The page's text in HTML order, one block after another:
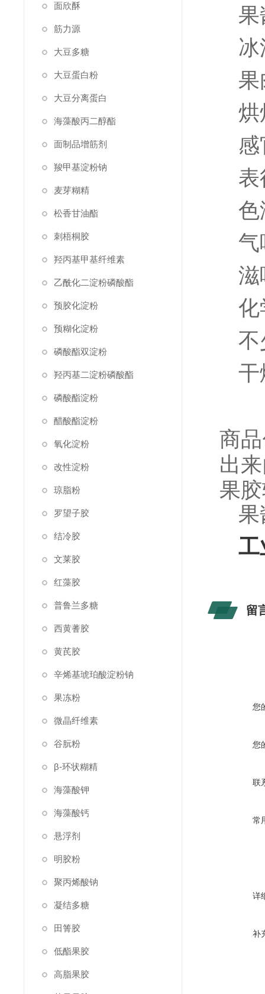
面欣酥
筋力源
大豆多糖
大豆蛋白粉
大豆分离蛋白
海藻酸丙二醇酯
面制品增筋剂
羧甲基淀粉钠
麦芽糊精
松香甘油酯
刺梧桐胶
羟丙基甲基纤维素
乙酰化二淀粉磷酸酯
预胶化淀粉
预糊化淀粉
磷酸酯双淀粉
羟丙基二淀粉磷酸酯
磷酸酯淀粉
醋酸酯淀粉
氧化淀粉
改性淀粉
琼脂粉
罗望子胶
结冷胶
文莱胶
红藻胶
普鲁兰多糖
西黄蓍胶
黄芪胶
辛烯基琥珀酸淀粉钠
果冻粉
微晶纤维素
谷朊粉
β-环状糊精
海藻酸钾
海藻酸钙
悬浮剂
明胶粉
聚丙烯酸钠
凝结多糖
田箐胶
低酯果胶
高脂果胶
果
果
烘
感
表
色
气
化
干
商
出
果
工
留
您
您
联
常
详
补